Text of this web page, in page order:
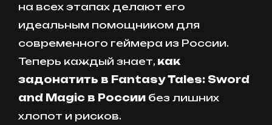
на всех этапах делают его
идеальным помощником для
современного геймера из России.
Теперь каждый знает, как
задонатить в Fantasy Tales: Sword
and Magic в России без лишних
хлопот и рисков.